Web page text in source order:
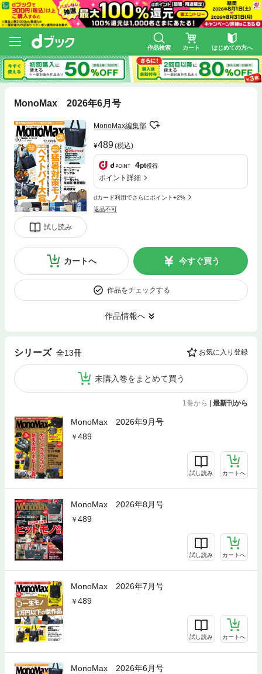
作品検索 カート はじめての方へ
MonoMax 2026年6月号
試し読み
MonoMax編集部
489(税込)
4pt獲得
ポイント詳細
dカード利用でさらにポイント+2%
返品不可
カートへ 今すぐ買う
作品をチェックする
作品情報へ
シリーズ 全13冊 お気に入り登録
未購入巻をまとめて買う
1巻から 最新刊から
MonoMax 2026年9月号
489
試し読み カートへ
MonoMax 2026年8月号
489
試し読み カートへ
MonoMax 2026年7月号
489
試し読み カートへ
MonoMax 2026年6月号